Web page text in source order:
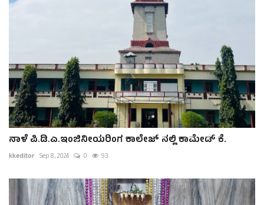
ನಾಳೆ ಪಿ.ಡಿ.ಎ.ಇಂಜಿನೀಯರಿಂಗ ಕಾಲೇಜ್ ನಲ್ಲಿ ಕಾಮೇಡ್ ಕೆ.
kkeditor Sep 8, 2024 0 93